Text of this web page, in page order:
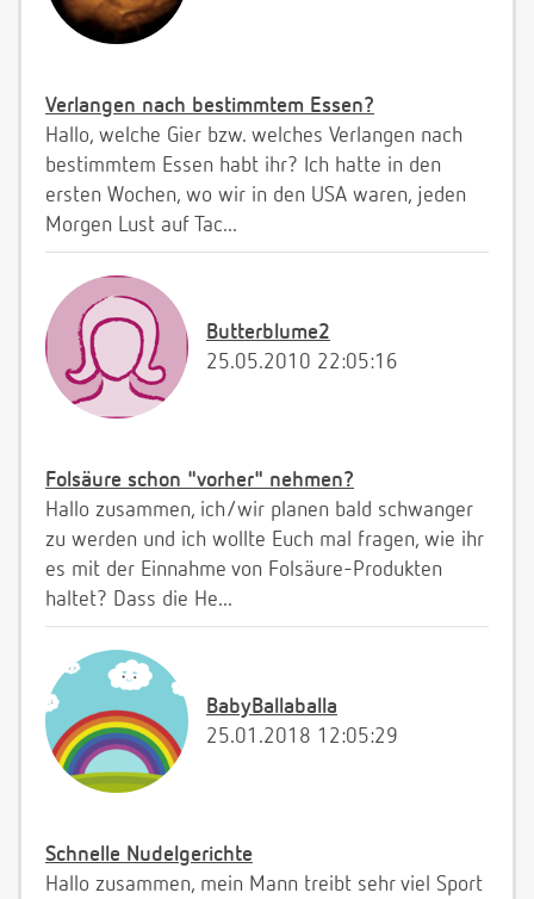
Verlangen nach bestimmtem Essen?
Hallo, welche Gier bzw. welches Verlangen nach
bestimmtem Essen habt ihr? Ich hatte in den
ersten Wochen, wo wir in den USA waren, jeden
Morgen Lust auf Tac...
Butterblume2
25.05.2010 22:05:16
Folsäure schon "vorher" nehmen?
Hallo zusammen, ich/wir planen bald schwanger
zu werden und ich wollte Euch mal fragen, wie ihr
es mit der Einnahme von Folsäure-Produkten
haltet? Dass die He...
BabyBallaballa
25.01.2018 12:05:29
Schnelle Nudelgerichte
Hallo zusammen, mein Mann treibt sehr viel Sport